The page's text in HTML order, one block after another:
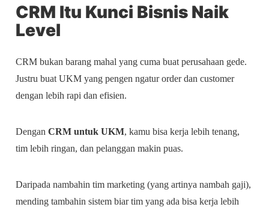
CRM Itu Kunci Bisnis Naik
Level
CRM bukan barang mahal yang cuma buat perusahaan gede.
Justru buat UKM yang pengen ngatur order dan customer
dengan lebih rapi dan efisien.
DenganCRM untuk UKM, kamu bisa kerja lebih tenang,
tim lebih ringan, dan pelanggan makin puas.
Daripada nambahin tim marketing (yang artinya nambah gaji),
mending tambahin sistem biar tim yang ada bisa kerja lebih